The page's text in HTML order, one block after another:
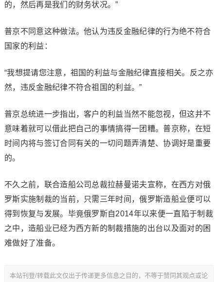
的，然后再是我们的财务状况。”
普京不同意这种做法。他认为违反金融纪律的行为绝不符合
国家的利益：
“我想提请您注意，祖国的利益与金融纪律直接相关。反之亦
然，违反金融纪律不符合祖国的利益。”
普京总统进一步指出，客户的利益当然不能忽视，但这并不
意味着就可以借此把自己的事情搞得一团糟。普京称，在短
时间内将与签订合同有关的一切问题弄清楚、协调好是重要
的。
不久之前，联合造船公司总裁拉赫曼诺夫宣称，在西方对俄
罗斯实施制裁的当前，只需三年时间，俄罗斯造船业便可以
得到恢复与发展。毕竟俄罗斯自2014年以来便一直陷于制裁
之中，造船业已经为西方新的制裁措施的出台以及面对的困
难做好了准备。
本站刊登/转载此文仅出于传递更多信息之目的，不等于赞同其观点或论